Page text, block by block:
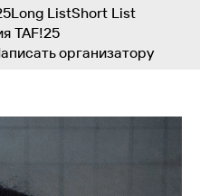
Long ListShort List
TAF!25
организатору